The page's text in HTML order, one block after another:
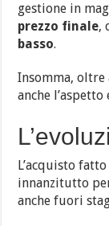
gestione in
prezzo finale,
basso.
Insomma, oltre
anche
L’acquisto
innanzitutto
anche fuori